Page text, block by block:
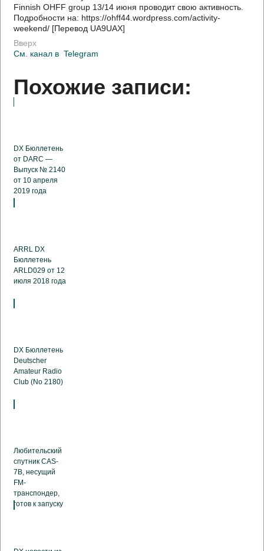
Finnish OHFF group 13/14 июня проводит свою активность.
Подробности на: https://ohff44.wordpress.com/activity-
weekend/ [Перевод UA9UAX]
Вверх
См. канал в Telegram
Похожие записи:
DX Бюллетень
от DARC —
Выпуск № 2140
от 10 апреля
2019 года
ARRL DX
Бюллетень
ARLD029 от 12
июля 2018 года
DX Бюллетень
Deutscher
Amateur Radio
Club (No 2180)
Любительский
спутник CAS-
7B, несущий
FM-
транспондер,
готов к запуску